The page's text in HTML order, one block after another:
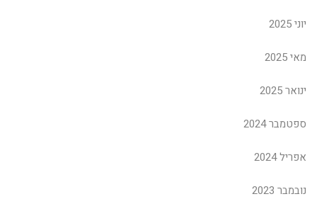
יוני 2025
מאי 2025
ינואר 2025
ספטמבר 2024
אפריל 2024
נובמבר 2023